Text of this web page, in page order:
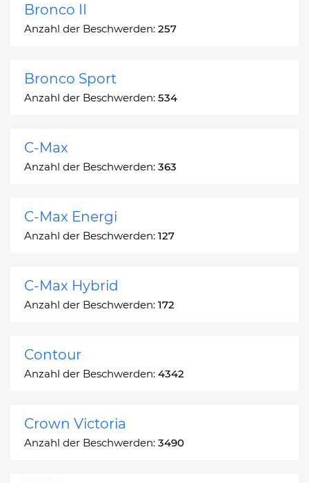
Bronco II
Anzahl der Beschwerden: 257
Bronco Sport
Anzahl der Beschwerden: 534
C-Max
Anzahl der Beschwerden: 363
C-Max Energi
Anzahl der Beschwerden: 127
C-Max Hybrid
Anzahl der Beschwerden: 172
Contour
Anzahl der Beschwerden: 4342
Crown Victoria
Anzahl der Beschwerden: 3490